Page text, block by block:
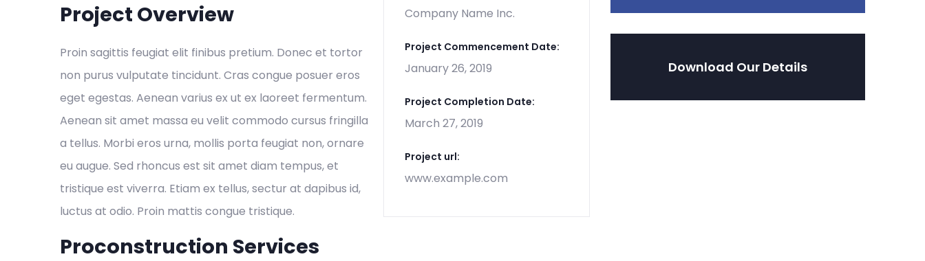
Company Name Inc.
Project Commencement Date:
January 26, 2019
Project Completion Date:
March 27, 2019
Project url:
www.example.com
Project Overview
Proin sagittis feugiat elit finibus pretium. Donec et tortor
non purus vulputate tincidunt. Cras congue posuer eros
eget egestas. Aenean varius ex ut ex laoreet fermentum.
Aenean sit amet massa eu velit commodo cursus fringilla
a tellus. Morbi eros urna, mollis porta feugiat non, ornare
eu augue. Sed rhoncus est sit amet diam tempus, et
tristique est viverra. Etiam ex tellus, sectur at dapibus id,
luctus at odio. Proin mattis congue tristique.
Proconstruction Services
Download Our Details